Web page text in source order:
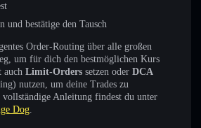
und bestätige den Tausch
Order-Routing über alle großen
um für dich den bestmöglichen Kurs
auch Limit-Orders setzen oder DCA
nutzen, um deine Trades zu
vollständige Anleitung findest du unter
Dog.